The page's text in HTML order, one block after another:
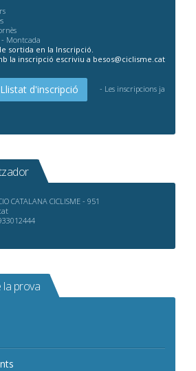
- Montcada
sortida en la Inscripció.
la inscripció escriviu a besos@ciclisme.cat
Llistat d'inscripció
- Les inscripcions ja
CATALANA CICLISME - 951
prova